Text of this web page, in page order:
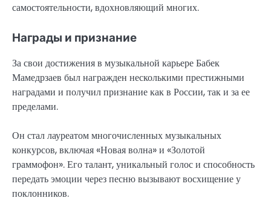
самостоятельности, вдохновляющий многих.
Награды и признание
За свои достижения в музыкальной карьере Бабек
Мамедрзаев был награжден несколькими престижными
наградами и получил признание как в России, так и за ее
пределами.
Он стал лауреатом многочисленных музыкальных
конкурсов, включая «Новая волна» и «Золотой
граммофон». Его талант, уникальный голос и способность
передать эмоции через песню вызывают восхищение у
поклонников.